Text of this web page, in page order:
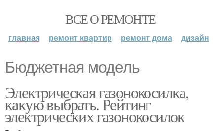
ВСЕ О РЕМОНТЕ
главная ремонт квартир ремонт дома дизайн
Бюджетная модель
Электрическая газонокосилка,
какую выбрать. Рейтинг
электрических газонокосилок